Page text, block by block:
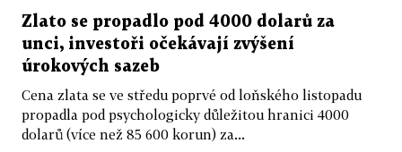
Zlato se propadlo pod 4000 dolarů za
unci, investoři očekávají zvýšení
úrokových sazeb
Cena zlata se ve středu poprvé od loňského listopadu
propadla pod psychologicky důležitou hranici 4000
dolarů (více než 85 600 korun) za...